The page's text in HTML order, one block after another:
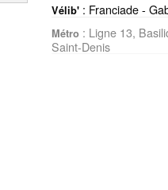
Vélib' : Franciade -
Métro : Ligne 13,
Saint-Denis